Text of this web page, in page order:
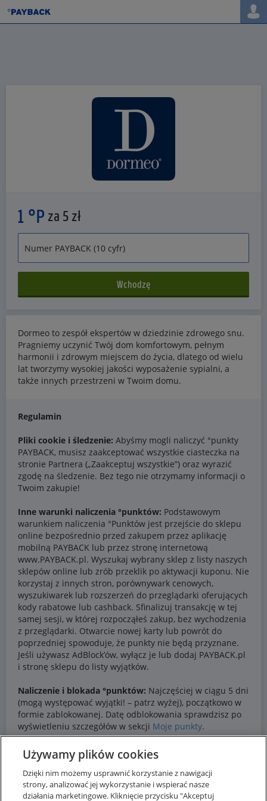
1 °P za 5 zł
Używamy plików cookies
Dzięki nim możemy usprawnić korzystanie z nawigacji
strony, analizować jej wykorzystanie i wspierać nasze
działania marketingowe. Kliknięcie przycisku "Akceptuj